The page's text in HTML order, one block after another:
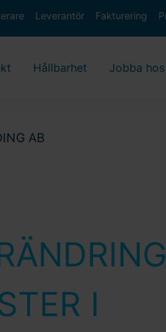
Leverantör Fakturering
Hållbarhet Jobba
AB
I